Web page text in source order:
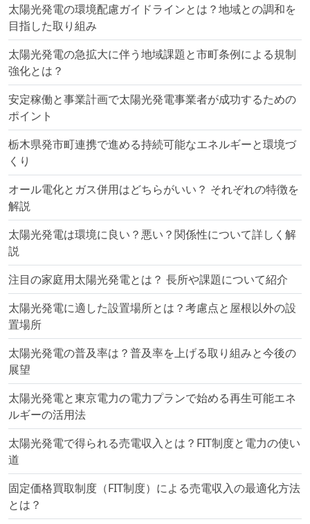
太陽光発電の環境配慮ガイドラインとは？地域との調和を
目指した取り組み
太陽光発電の急拡大に伴う地域課題と市町条例による規制
強化とは？
安定稼働と事業計画で太陽光発電事業者が成功するための
ポイント
栃木県発市町連携で進める持続可能なエネルギーと環境づ
くり
オール電化とガス併用はどちらがいい？ それぞれの特徴を
解説
太陽光発電は環境に良い？悪い？関係性について詳しく解
説
注目の家庭用太陽光発電とは？ 長所や課題について紹介
太陽光発電に適した設置場所とは？考慮点と屋根以外の設
置場所
太陽光発電の普及率は？普及率を上げる取り組みと今後の
展望
太陽光発電と東京電力の電力プランで始める再生可能エネ
ルギーの活用法
太陽光発電で得られる売電収入とは？FIT制度と電力の使い
道
固定価格買取制度（FIT制度）による売電収入の最適化方法
とは？